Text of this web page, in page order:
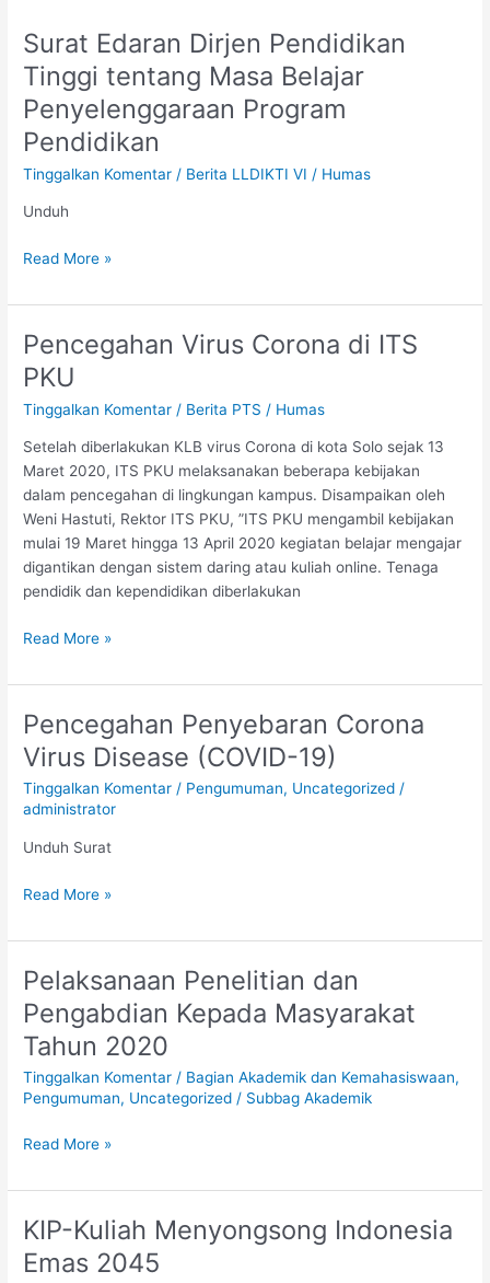
Surat Edaran Dirjen Pendidikan
Tinggi tentang Masa Belajar
Penyelenggaraan Program
Pendidikan
Tinggalkan Komentar / Berita LLDIKTI VI / Humas
Unduh
Surat
Edaran
Dirjen
Pendidikan
Tinggi
Masa
Belajar
Program
Read More »
Pencegahan Virus Corona di ITS
PKU
Tinggalkan Komentar / Berita PTS / Humas
Setelah diberlakukan KLB virus Corona di kota Solo sejak 13
Maret 2020, ITS PKU melaksanakan beberapa kebijakan
dalam pencegahan di lingkungan kampus. Disampaikan oleh
Weni Hastuti, Rektor ITS PKU, ”ITS PKU mengambil kebijakan
mulai 19 Maret hingga 13 April 2020 kegiatan belajar mengajar
digantikan dengan sistem daring atau kuliah online. Tenaga
pendidik dan kependidikan diberlakukan
Pencegahan
Virus
Corona
di
Read More »
Pencegahan Penyebaran Corona
Virus Disease (COVID-19)
Tinggalkan Komentar / Pengumuman, Uncategorized /
administrator
Unduh Surat
Pencegahan
Penyebaran
Corona
Virus
Disease
(COVID-
Read More »
Pelaksanaan Penelitian dan
Pengabdian Kepada Masyarakat
Tahun 2020
Tinggalkan Komentar / Bagian Akademik dan Kemahasiswaan,
Pengumuman, Uncategorized / Subbag Akademik
Pelaksanaan
Penelitian
dan
Pengabdian
Kepada
Masyarakat
2020
Read More »
KIP-Kuliah Menyongsong Indonesia
Emas 2045
KIP-
Kuliah
Menyongsong